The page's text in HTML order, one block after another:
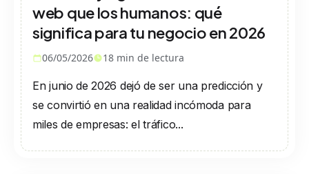
web que los humanos: qué
significa para tu negocio en 2026
06/05/2026 18 min de lectura
En junio de 2026 dejó de ser una predicción y
se convirtió en una realidad incómoda para
miles de empresas: el tráfico...